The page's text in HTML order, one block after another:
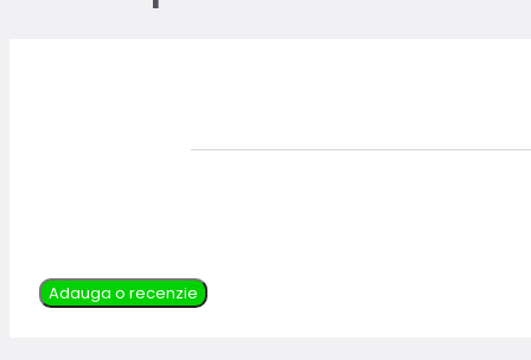
Adauga o recenzie